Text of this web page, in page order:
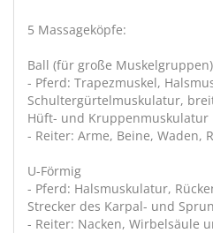
5 Massageköpfe:
Ball (für große Muskelgruppen)
- Pferd: Trapezmuskel,
Schultergürtelmuskulatur,
Hüft- und Kruppenmuskulatur
- Reiter: Arme, Beine, Waden,
U-Förmig
- Pferd: Halsmuskulatur,
Strecker des Karpal- und
- Reiter: Nacken, Wirbelsäule